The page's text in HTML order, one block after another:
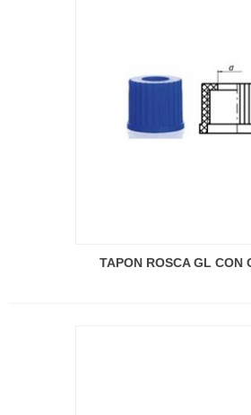
TAPON ROSCA GL CON